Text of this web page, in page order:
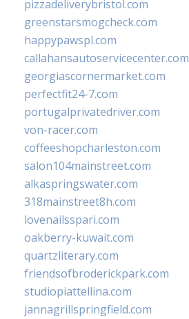
pizzadeliverybristol.com
greenstarsmogcheck.com
happypawspl.com
callahansautoservicecenter.com
georgiascornermarket.com
perfectfit24-7.com
portugalprivatedriver.com
von-racer.com
coffeeshopcharleston.com
salon104mainstreet.com
alkaspringswater.com
318mainstreet8h.com
lovenailsspari.com
oakberry-kuwait.com
quartzliterary.com
friendsofbroderickpark.com
studiopiattellina.com
jannagrillspringfield.com